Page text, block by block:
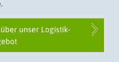
unser Logistik-